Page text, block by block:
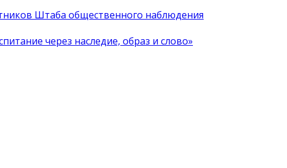
Штаба общественного наблюдения
через наследие, образ и слово»